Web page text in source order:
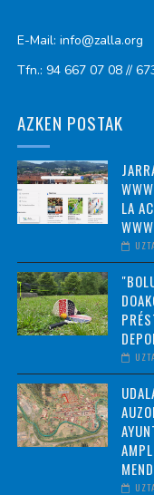
E-Mail: info@zalla.org
Tfn.: 94 667 07 08 //
AZKEN POSTAK
LA